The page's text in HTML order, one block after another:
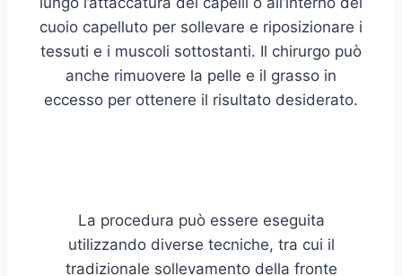
cuoio capelluto per sollevare e riposizionare i
tessuti e i muscoli sottostanti. Il chirurgo può
anche rimuovere la pelle e il grasso in
eccesso per ottenere il risultato desiderato.
La procedura può essere eseguita
utilizzando diverse tecniche, tra cui il
tradizionale sollevamento della fronte